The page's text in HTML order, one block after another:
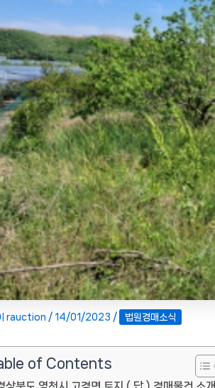
rauction / 14/01/2023 / 법원경매소식
of Contents